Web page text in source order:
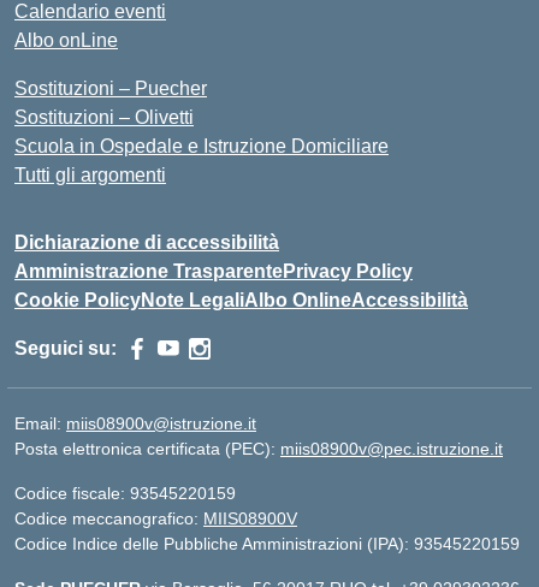
Calendario eventi
Albo onLine
Sostituzioni – Puecher
Sostituzioni – Olivetti
Scuola in Ospedale e Istruzione Domiciliare
Tutti gli argomenti
Dichiarazione di accessibilità
Amministrazione TrasparentePrivacy Policy
Cookie PolicyNote LegaliAlbo OnlineAccessibilità
Seguici su:
Email: miis08900v@istruzione.it
Posta elettronica certificata (PEC): miis08900v@pec.istruzione.it
Codice fiscale: 93545220159
Codice meccanografico: MIIS08900V
Codice Indice delle Pubbliche Amministrazioni (IPA): 93545220159